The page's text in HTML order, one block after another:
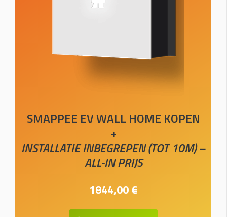
SMAPPEE EV WALL HOME KOPEN
+
INSTALLATIE INBEGREPEN (TOT 10M) –
ALL-IN PRIJS
1844,00 €